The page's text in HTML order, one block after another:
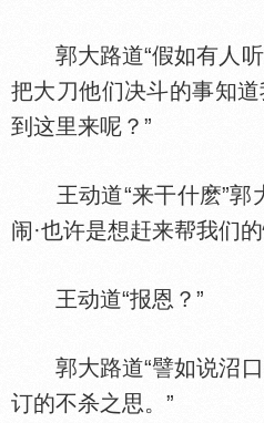
郭大路道“假如有人听
把大刀他们决斗的事知
到这里来呢？”
王动道“来干什麽”郭
闹·也许是想赶来帮我们
王动道“报恩？”
郭大路道“譬如说沼口
订的不杀之思。”